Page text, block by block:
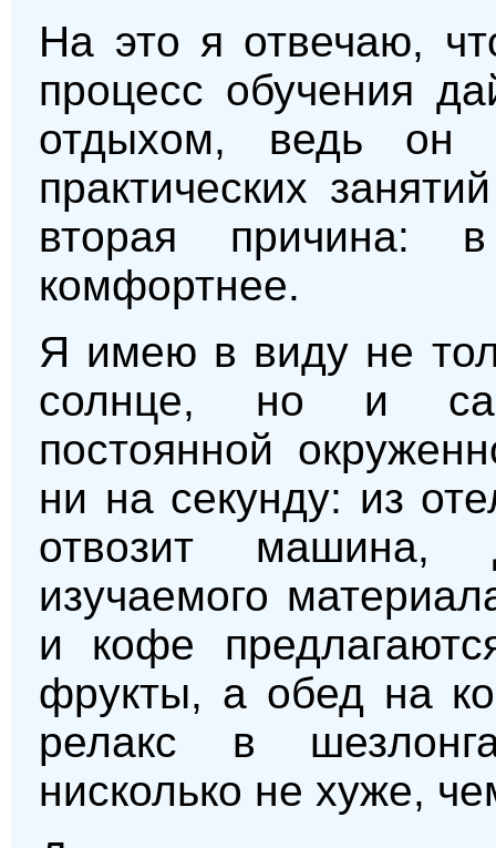
На это я отвечаю,
процесс обучения
отдыхом, ведь он
практических
вторая причина:
комфортнее.
Я имею в виду не
солнце, но и
постоянной
ни на секунду: из
отвозит машина,
изучаемого
и кофе
фрукты, а обед на
релакс в
нисколько не хуже,